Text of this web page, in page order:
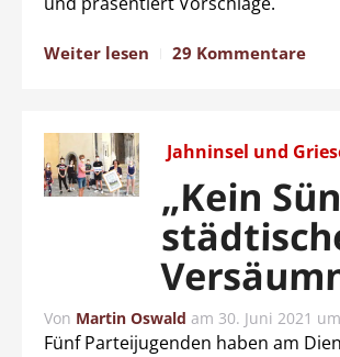
Weiter lesen 29 Kommentare
Jahninsel und
„Kein
Von Martin Oswald am 30. Juni 2021
Fünf Parteijugenden haben am